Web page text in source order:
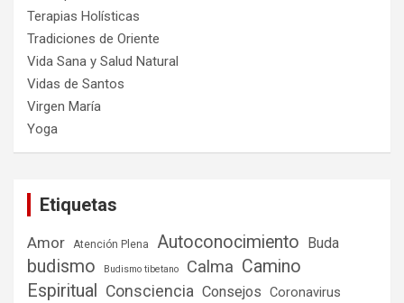
Terapias Holísticas
Tradiciones de Oriente
Vida Sana y Salud Natural
Vidas de Santos
Virgen María
Yoga
Etiquetas
Amor Atención Plena Autoconocimiento Buda
budismo Budismo tibetano Calma Camino
Espiritual
Consciencia Consejos Coronavirus